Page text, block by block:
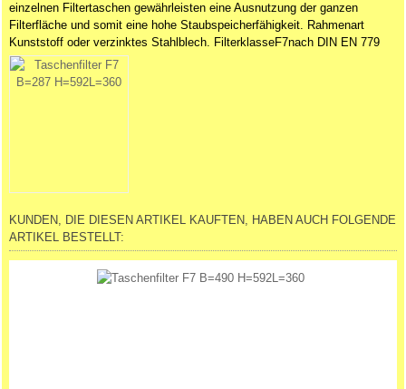
einzelnen Filtertaschen gewährleisten eine Ausnutzung der ganzen
Filterfläche und somit eine hohe Staubspeicherfähigkeit. Rahmenart
Kunststoff oder verzinktes Stahlblech. FilterklasseF7nach DIN EN 779
KUNDEN, DIE DIESEN ARTIKEL KAUFTEN, HABEN AUCH FOLGENDE
ARTIKEL BESTELLT: